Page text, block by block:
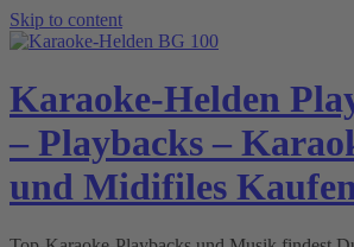
Skip to content
Karaoke-Helden
– Playbacks –
und Midifiles